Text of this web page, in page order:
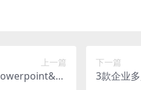
上一篇 下一篇
3款企业